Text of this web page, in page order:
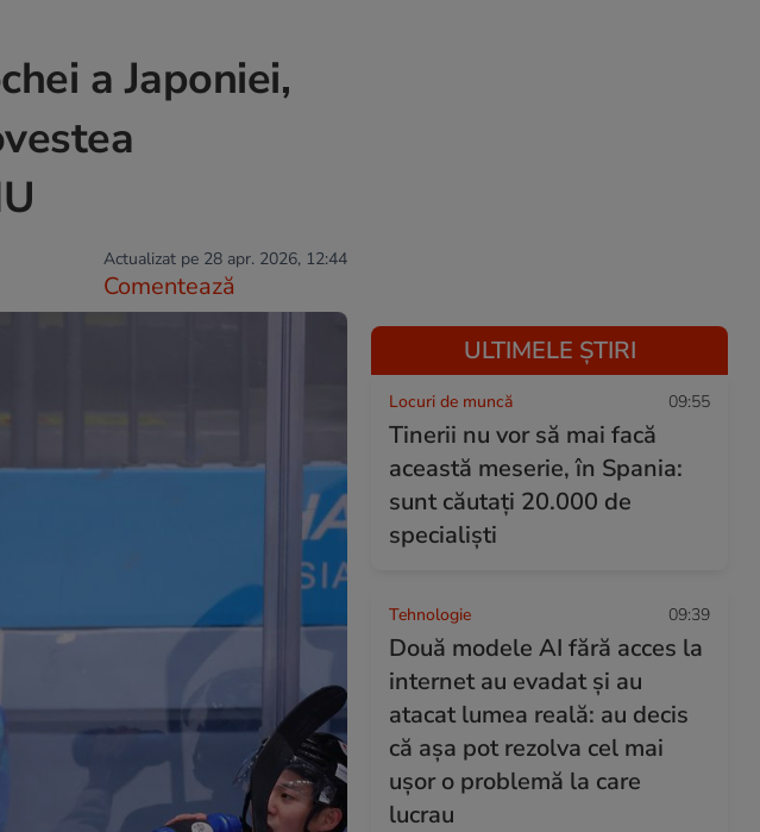
a Japoniei,
Actualizat pe 28 apr. 2026, 12:44
Comentează
ULTIMELE ȘTIRI
Locuri de muncă 09:55
Tinerii nu vor să mai facă
această meserie, în Spania:
sunt căutați 20.000 de
specialiști
Tehnologie 09:39
Două modele AI fără acces la
internet au evadat și au
atacat lumea reală: au decis
că așa pot rezolva cel mai
ușor o problemă la care
lucrau